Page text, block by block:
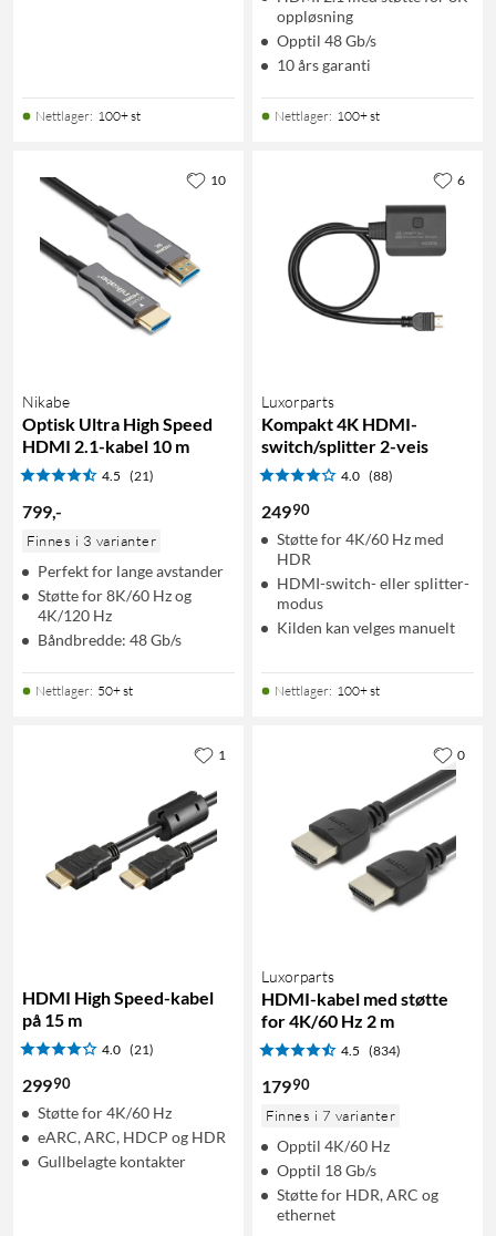
Nettlager: 100+ st
oppløsning
Opptil 48 Gb/s
10 års garanti
Nettlager: 100+ st
Nikabe
Optisk Ultra High Speed
HDMI 2.1-kabel 10 m
4.5 (21)
799,-
Finnes i 3 varianter
Perfekt for lange avstander
Støtte for 8K/60 Hz og
4K/120 Hz
Båndbredde: 48 Gb/s
Nettlager: 50+ st
10
Luxorparts
Kompakt 4K HDMI-
switch/splitter 2-veis
4.0 (88)
24990
Støtte for 4K/60 Hz med
HDR
HDMI-switch- eller splitter-
modus
Kilden kan velges manuelt
Nettlager: 100+ st
6
HDMI High Speed-kabel
på 15 m
4.0 (21)
29990
Støtte for 4K/60 Hz
eARC, ARC, HDCP og HDR
Gullbelagte kontakter
1
Luxorparts
HDMI-kabel med støtte
for 4K/60 Hz 2 m
4.5 (834)
17990
Finnes i 7 varianter
Opptil 4K/60 Hz
Opptil 18 Gb/s
Støtte for HDR, ARC og
ethernet
0